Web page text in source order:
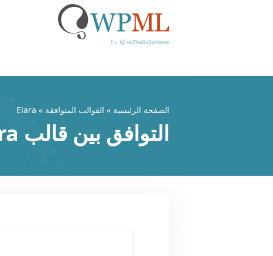
الصفحة الرئيسية » القوالب المتوافقة » Elara
التوافق بين قالب Elara وWPML